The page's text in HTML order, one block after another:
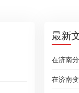
最新
在济南
在济南